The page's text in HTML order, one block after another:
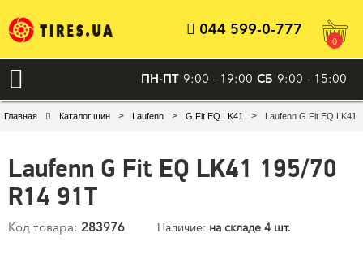
044 599-0-777
0
ПН-ПТ 9:00 - 19:00 СБ 9:00 - 15:00
Главная Каталог шин > Laufenn > G Fit EQ LK41 > Laufenn G Fit EQ LK41
Laufenn G Fit EQ LK41 195/70
R14 91T
Код товара: 283976 Наличие: на складе 4 шт.